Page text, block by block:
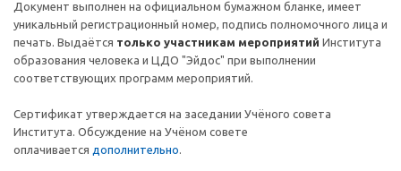
Документ выполнен на официальном бумажном бланке, имеет
уникальный регистрационный номер, подпись полномочного лица и
печать. Выдаётся только участникам мероприятий Института
образования человека и ЦДО "Эйдос" при выполнении
соответствующих программ мероприятий.
Сертификат утверждается на заседании Учёного совета
Института. Обсуждение на Учёном совете
оплачивается дополнительно.